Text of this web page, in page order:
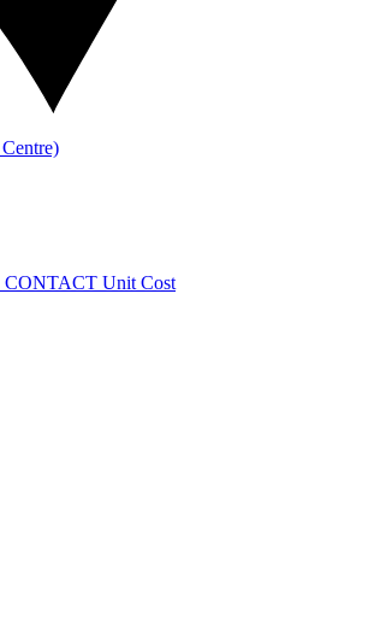
CONTACT Unit Cost